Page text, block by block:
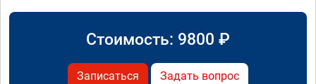
Стоимость: 9800 ₽
Записаться Задать вопрос